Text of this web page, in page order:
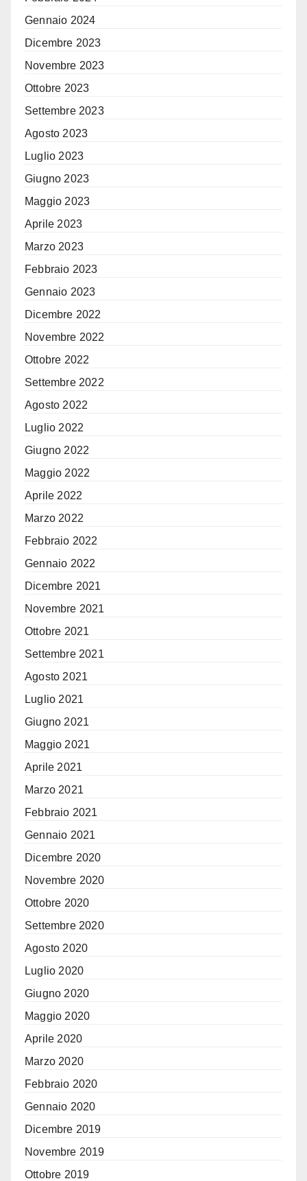
Gennaio 2024
Dicembre 2023
Novembre 2023
Ottobre 2023
Settembre 2023
Agosto 2023
Luglio 2023
Giugno 2023
Maggio 2023
Aprile 2023
Marzo 2023
Febbraio 2023
Gennaio 2023
Dicembre 2022
Novembre 2022
Ottobre 2022
Settembre 2022
Agosto 2022
Luglio 2022
Giugno 2022
Maggio 2022
Aprile 2022
Marzo 2022
Febbraio 2022
Gennaio 2022
Dicembre 2021
Novembre 2021
Ottobre 2021
Settembre 2021
Agosto 2021
Luglio 2021
Giugno 2021
Maggio 2021
Aprile 2021
Marzo 2021
Febbraio 2021
Gennaio 2021
Dicembre 2020
Novembre 2020
Ottobre 2020
Settembre 2020
Agosto 2020
Luglio 2020
Giugno 2020
Maggio 2020
Aprile 2020
Marzo 2020
Febbraio 2020
Gennaio 2020
Dicembre 2019
Novembre 2019
Ottobre 2019